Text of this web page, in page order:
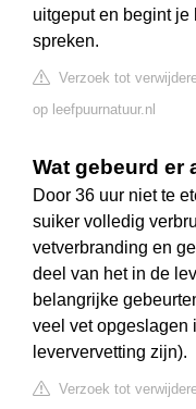
uitgeput en begint
spreken.
Verzoek tot
op leefpuurnatuur.nl
Wat gebeurd er
Door 36 uur niet te
suiker volledig
vetverbranding en
deel van het in de
belangrijke
veel vet opgeslagen
leververvetting zijn).
Verzoek tot